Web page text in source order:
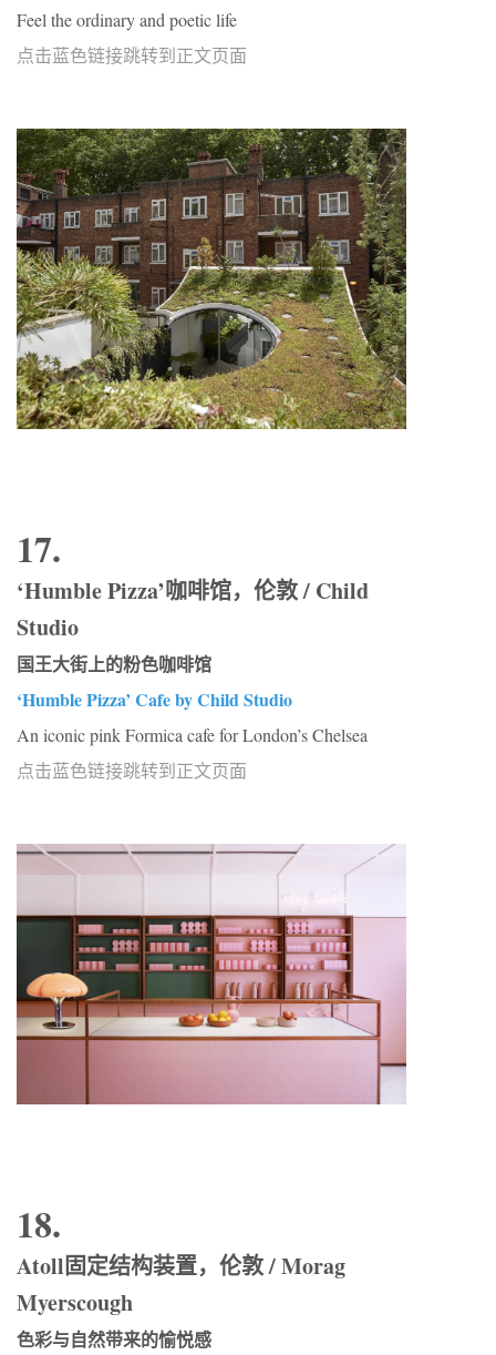
Feel the ordinary and poetic life
点击蓝色链接跳转到正文页面
17.
‘Humble Pizza’咖啡馆，伦敦 / Child
Studio
国王大街上的粉色咖啡馆
‘Humble Pizza’ Cafe by Child Studio
An iconic pink Formica cafe for London’s Chelsea
点击蓝色链接跳转到正文页面
18.
Atoll固定结构装置，伦敦 / Morag
Myerscough
色彩与自然带来的愉悦感